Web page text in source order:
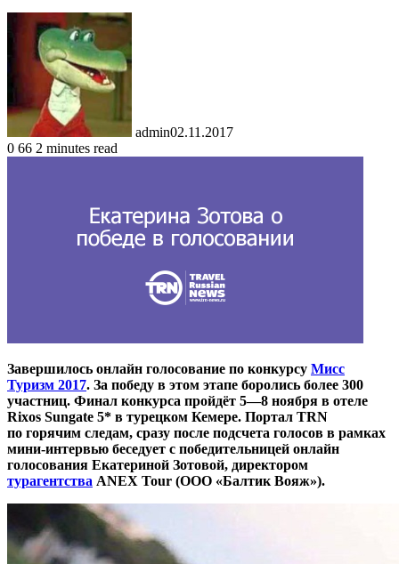
admin02.11.2017
0 66 2 minutes read
Завершилось онлайн голосование по конкурсу Мисс
Туризм 2017. За победу в этом этапе боролись более 300
участниц. Финал конкурса пройдёт 5—8 ноября в отеле
Rixos Sungate 5* в турецком Кемере. Портал TRN
по горячим следам, сразу после подсчета голосов в рамках
мини-интервью беседует с победительницей онлайн
голосования Екатериной Зотовой, директором
турагентства ANEX Tour (ООО «Балтик Вояж»).